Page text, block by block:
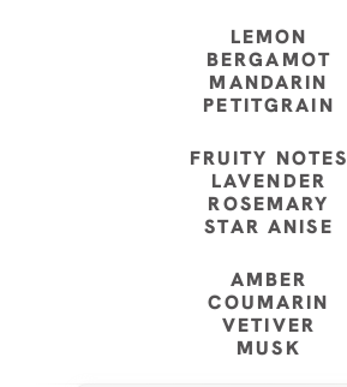
LEMON
BERGAMOT
MANDARIN
PETITGRAIN
FRUITY NOTES
LAVENDER
ROSEMARY
STAR ANISE
AMBER
COUMARIN
VETIVER
MUSK